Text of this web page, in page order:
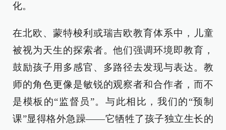
化。
在北欧、蒙特梭利或瑞吉欧教育体系中，儿童
被视为天生的探索者。他们强调环境即教育，
鼓励孩子用多感官、多路径去发现与表达。教
师的角色更像是敏锐的观察者和合作者，而不
是模板的“监督员”。与此相比，我们的“预制
课”显得格外急躁——它牺牲了孩子独立生长的